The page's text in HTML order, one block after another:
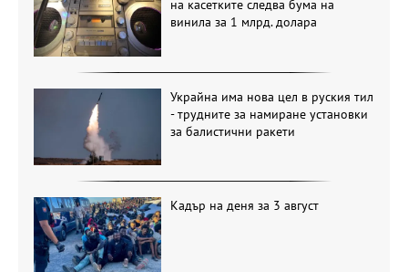
на касетките следва бума на
винила за 1 млрд. долара
Украйна има нова цел в руския тил
- трудните за намиране установки
за балистични ракети
Кадър на деня за 3 август